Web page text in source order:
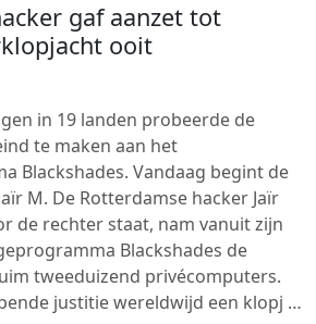
gaf aanzet tot
ooit
in 19 landen probeerde de
te maken aan het
Blackshades. Vandaag begint de
M. De Rotterdamse hacker Jaïr
de rechter staat, nam vanuit zijn
Blackshades de
tweeduizend privécomputers.
justitie wereldwijd een klopj …